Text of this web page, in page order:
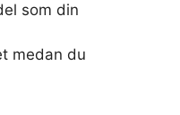
som din
medan du